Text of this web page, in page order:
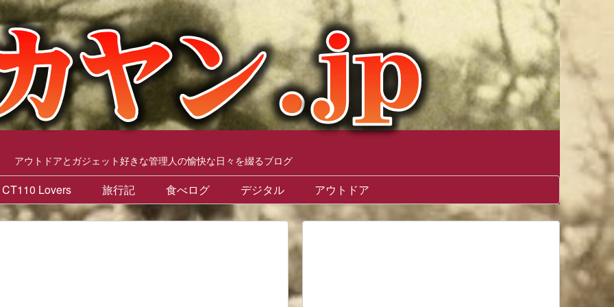
アウトドアとガジェット好きな管理人の愉快な日々を綴るブログ
CT110 Lovers 旅行記 食べログ デジタル アウトドア